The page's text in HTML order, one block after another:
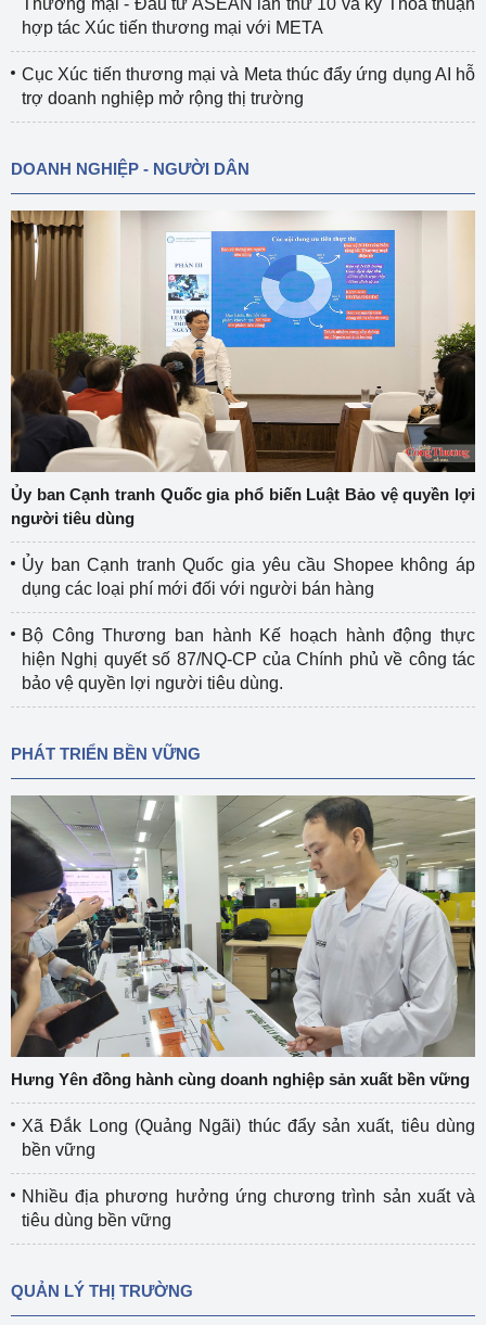
Thương mại - Đầu tư ASEAN lần thứ 10 và ký Thỏa thuận
hợp tác Xúc tiến thương mại với META
Cục Xúc tiến thương mại và Meta thúc đẩy ứng dụng AI hỗ
trợ doanh nghiệp mở rộng thị trường
DOANH NGHIỆP - NGƯỜI DÂN
Ủy ban Cạnh tranh Quốc gia phổ biến Luật Bảo vệ quyền lợi
người tiêu dùng
Ủy ban Cạnh tranh Quốc gia yêu cầu Shopee không áp
dụng các loại phí mới đối với người bán hàng
Bộ Công Thương ban hành Kế hoạch hành động thực
hiện Nghị quyết số 87/NQ-CP của Chính phủ về công tác
bảo vệ quyền lợi người tiêu dùng.
PHÁT TRIỂN BỀN VỮNG
Hưng Yên đồng hành cùng doanh nghiệp sản xuất bền vững
Xã Đắk Long (Quảng Ngãi) thúc đẩy sản xuất, tiêu dùng
bền vững
Nhiều địa phương hưởng ứng chương trình sản xuất và
tiêu dùng bền vững
QUẢN LÝ THỊ TRƯỜNG